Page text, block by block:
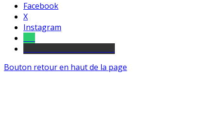
Facebook
X
Instagram
Bouton retour en haut de la page